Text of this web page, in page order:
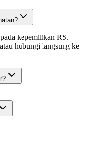
kepemilikan RS.
hubungi langsung ke